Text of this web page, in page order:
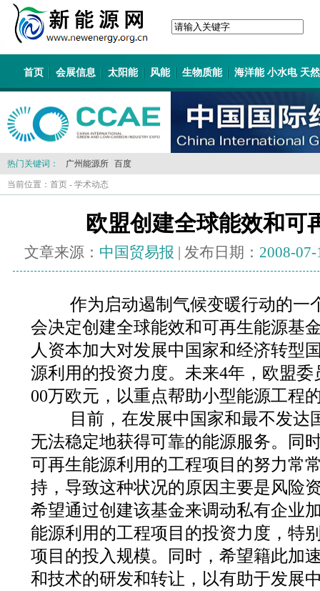
首页 会展信息 太阳能 风能 生物质能 海洋能 小水电 天
热门关键词： 广州能源所 百度
当前位置： 首页 - 学术动态
欧盟创建全球能效和可
文章来源： 中国贸易报 | 发布日期： 2008-07-
作为启动遏制气候变暖行动的一
会决定创建全球能效和可再生能源基
人资本加大对发展中国家和经济转型
源利用的投资力度。未来4年，欧盟
00万欧元，以重点帮助小型能源工程
目前，在发展中国家和最不发达
无法稳定地获得可靠的能源服务。同
可再生能源利用的工程项目的努力常
持，导致这种状况的原因主要是风险
希望通过创建该基金来调动私有企业
能源利用的工程项目的投资力度，特
项目的投入规模。同时，希望籍此加
和技术的研发和转让，以有助于发展